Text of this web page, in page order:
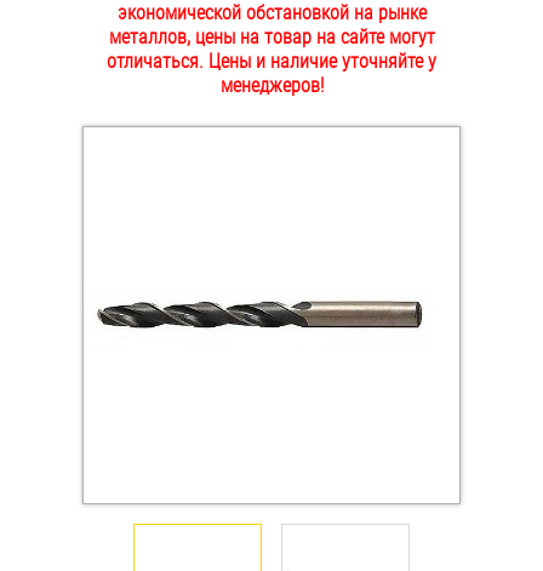
Дюбели
Дюймовый крепёж
экономической обстановкой на рынке
металлов, цены на товар на сайте могут
отличаться. Цены и наличие уточняйте у
менеджеров!